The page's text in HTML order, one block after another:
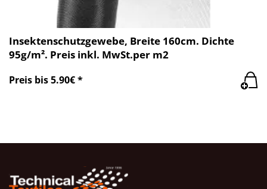
Insektenschutzgewebe, Breite 160cm. Dichte
95g/m². Preis inkl. MwSt.per m2
Preis bis 5.90€ *